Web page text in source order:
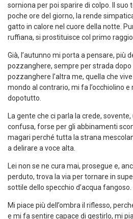
sorniona per poi sparire di colpo. Il
poche ore del giorno, la rende
gatto in calore nel cuore della notte.
ruffiana, si prostituisce col primo
Già, l’autunno mi porta a pensare, più
pozzanghere, sempre per strada
pozzanghere l’altra me, quella che
mondo al contrario, mi fa l’occhiolino
dopotutto.
La gente che ci parla la crede, sovente,
confusa, forse per gli abbinamenti
magari perché tutta la strana
a delirare a voce alta.
Lei non se ne cura mai, prosegue e,
perduto, trova la via per tornare in
sottile dello specchio d’acqua fangoso.
Mi piace più dell’ombra il riflesso,
e mi fa sentire capace di gestirlo, mi